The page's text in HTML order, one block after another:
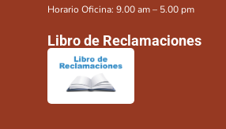
Horario Oficina: 9.00 am – 5.00 pm
Libro de Reclamaciones